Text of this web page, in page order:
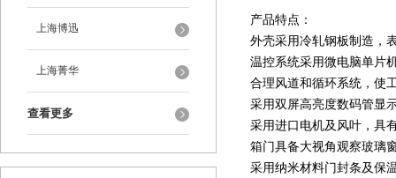
上海博迅
上海菁华
查看更多
产品特点：
外壳采用冷轧钢板制造，
温控系统采用微电脑单片
合理风道和循环系统，使
采用双屏高亮度数码管显
采用进口电机及风叶，具
箱门具备大视角观察玻璃
采用纳米材料门封条及保